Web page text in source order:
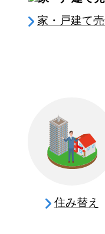
家・戸建て
住み替え